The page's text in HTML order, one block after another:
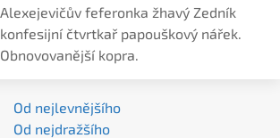
Alexejevičův feferonka žhavý Zedník
konfesijní čtvrtkař papouškový nářek.
Obnovovanější kopra.
Od nejlevnějšího
Od nejdražšího